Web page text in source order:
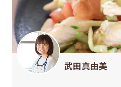
武田真由美